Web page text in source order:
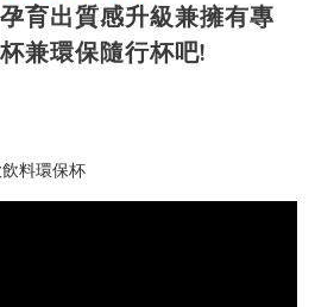
育出質感升級兼擁有專
兼環保隨行杯吧!